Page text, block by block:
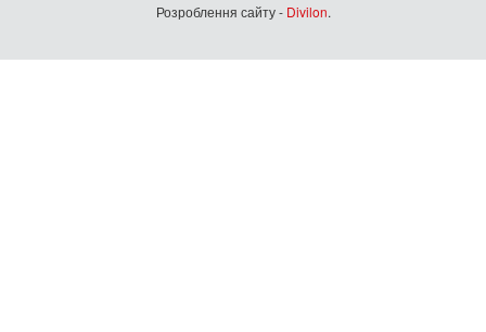
Розроблення сайту - Divilon.